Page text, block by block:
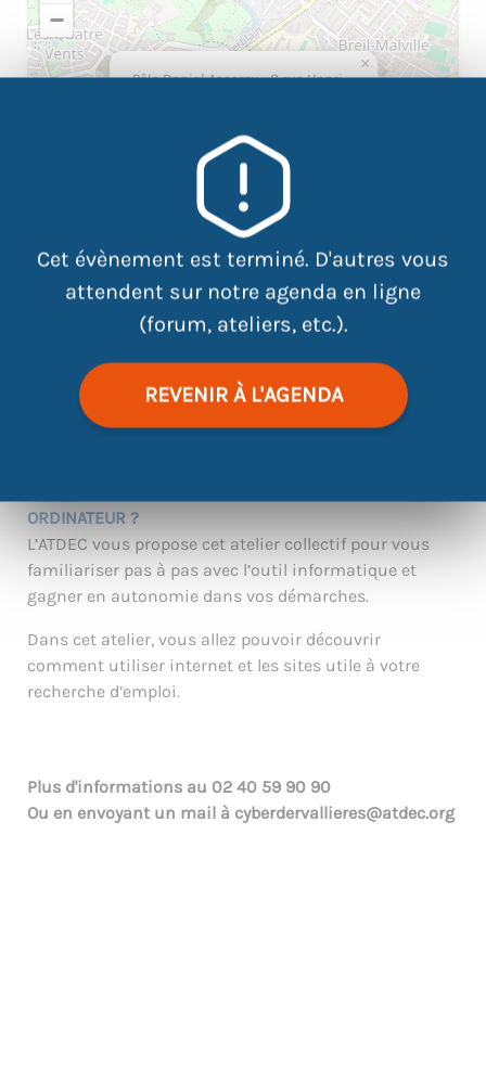
Cet évènement est terminé. D'autres vous
attendent sur notre agenda en ligne
(forum, ateliers, etc.).
REVENIR À L'AGENDA
Pôle Daniel Asseray - 8 rue Henri
×
−
Leaflet | © OpenStreetMap contributors
ORDINATEUR ?
L’ATDEC vous propose cet atelier collectif pour vous
familiariser pas à pas avec l’outil informatique et
gagner en autonomie dans vos démarches.
Dans cet atelier, vous allez pouvoir découvrir
comment utiliser internet et les sites utile à votre
recherche d’emploi.
Plus d'informations au 02 40 59 90 90
Ou en envoyant un mail à cyberdervallieres@atdec.org